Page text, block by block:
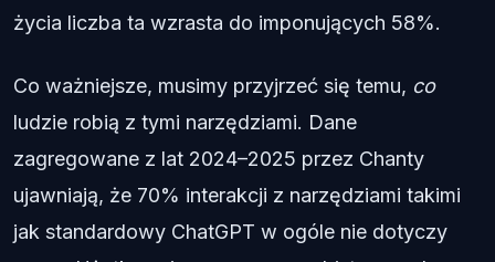
życia liczba ta wzrasta do imponujących 58%.
Co ważniejsze, musimy przyjrzeć się temu, co
ludzie robią z tymi narzędziami. Dane
zagregowane z lat 2024–2025 przez Chanty
ujawniają, że 70% interakcji z narzędziami takimi
jak standardowy ChatGPT w ogóle nie dotyczy